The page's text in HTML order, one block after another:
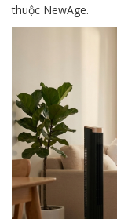
thuộc NewAge.